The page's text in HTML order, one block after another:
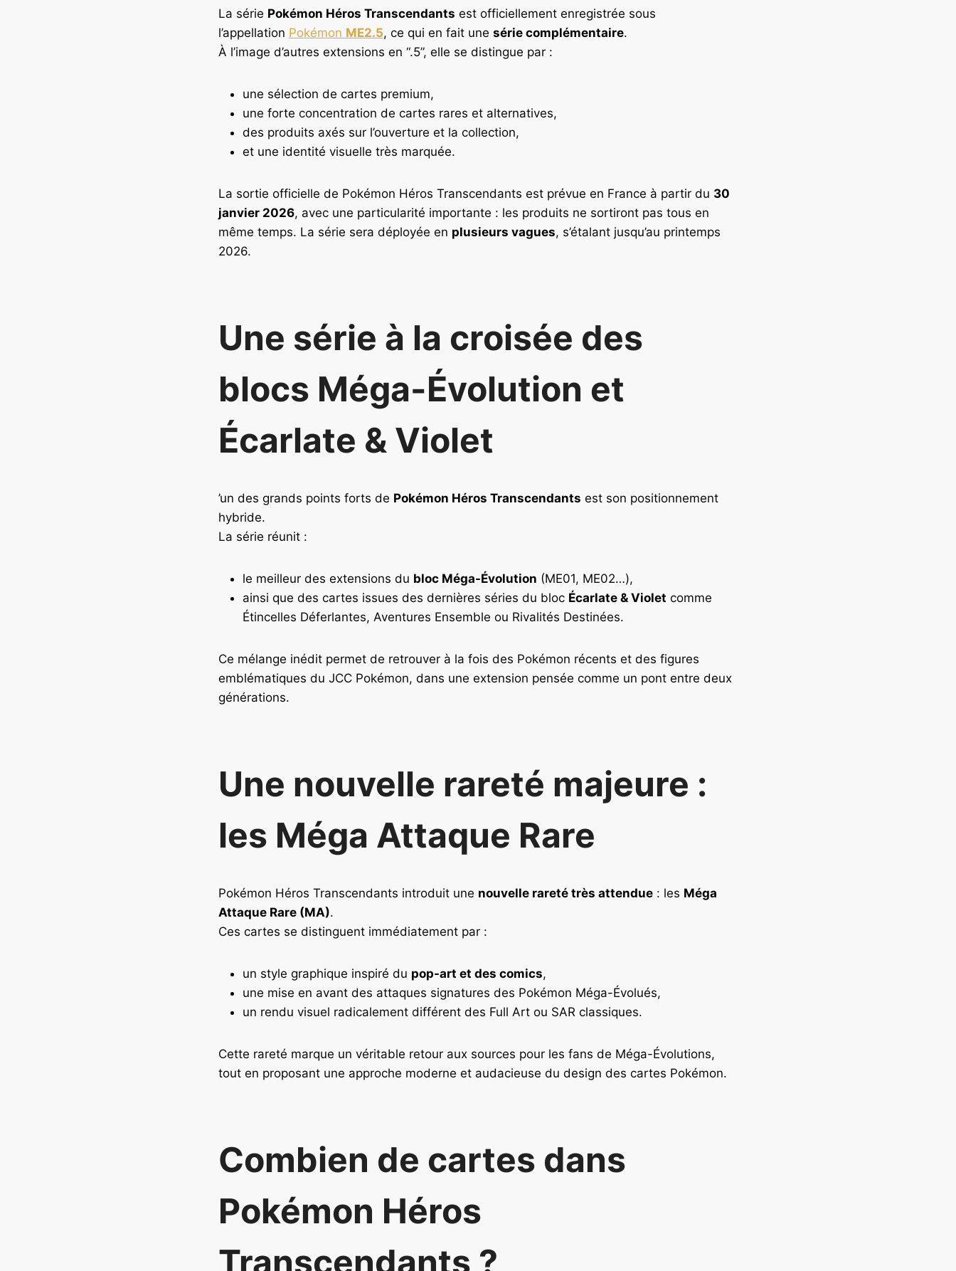
La série Pokémon Héros Transcendants est officiellement enregistrée sous
l’appellation Pokémon ME2.5, ce qui en fait une série complémentaire.
À l’image d’autres extensions en “.5”, elle se distingue par :
une sélection de cartes premium,
une forte concentration de cartes rares et alternatives,
des produits axés sur l’ouverture et la collection,
et une identité visuelle très marquée.
La sortie officielle de Pokémon Héros Transcendants est prévue en France à partir du 30
janvier 2026, avec une particularité importante : les produits ne sortiront pas tous en
même temps. La série sera déployée en plusieurs vagues, s’étalant jusqu’au printemps
2026.
Une série à la croisée des
blocs Méga-Évolution et
Écarlate & Violet
’un des grands points forts de Pokémon Héros Transcendants est son positionnement
hybride.
La série réunit :
le meilleur des extensions du bloc Méga-Évolution (ME01, ME02…),
ainsi que des cartes issues des dernières séries du bloc Écarlate & Violet comme
Étincelles Déferlantes, Aventures Ensemble ou Rivalités Destinées.
Ce mélange inédit permet de retrouver à la fois des Pokémon récents et des figures
emblématiques du JCC Pokémon, dans une extension pensée comme un pont entre deux
générations.
Une nouvelle rareté majeure :
les Méga Attaque Rare
Pokémon Héros Transcendants introduit une nouvelle rareté très attendue : les Méga
Attaque Rare (MA).
Ces cartes se distinguent immédiatement par :
un style graphique inspiré du pop-art et des comics,
une mise en avant des attaques signatures des Pokémon Méga-Évolués,
un rendu visuel radicalement différent des Full Art ou SAR classiques.
Cette rareté marque un véritable retour aux sources pour les fans de Méga-Évolutions,
tout en proposant une approche moderne et audacieuse du design des cartes Pokémon.
Combien de cartes dans
Pokémon Héros
Transcendants ?